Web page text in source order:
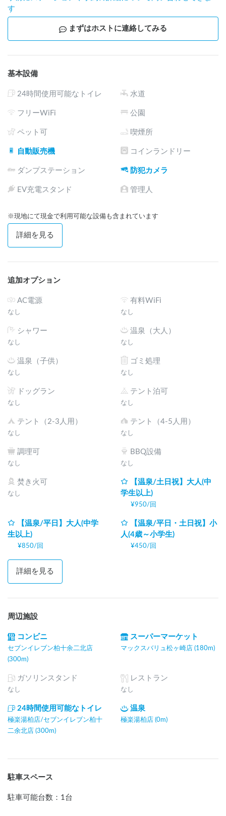
またお食事処では自慢の十割そばや季節のお料理を取り揃え
ております。
是非、当館で癒されてみてはいかがでしょうか。 皆様のご来
店お待ちしております。
す
まずはホストに連絡してみる
基本設備
24時間使用可能なトイレ 水道
フリーWiFi 公園
ペット可 喫煙所
自動販売機 コインランドリー
ダンプステーション 防犯カメラ
EV充電スタンド 管理人
※現地にて現金で利用可能な設備も含まれています
詳細を見る
追加オプション
AC電源
なし
有料WiFi
なし
シャワー
なし
温泉（大人）
なし
温泉（子供）
なし
ゴミ処理
なし
ドッグラン
なし
テント泊可
なし
テント（2-3人用）
なし
テント（4-5人用）
なし
調理可
なし
BBQ設備
なし
焚き火可
なし
【温泉/土日祝】大人(中
学生以上)
¥950/回
【温泉/平日】大人(中学
生以上)
¥850/回
【温泉/平日・土日祝】小
人(4歳～小学生)
¥450/回
詳細を見る
周辺施設
コンビニ
セブンイレブン柏十余二北店
(300m)
スーパーマーケット
マックスバリュ松ヶ崎店 (180m)
ガソリンスタンド
なし
レストラン
なし
24時間使用可能なトイレ
極楽湯柏店/セブンイレブン柏十
二余北店 (300m)
温泉
極楽湯柏店 (0m)
駐車スペース
駐車可能台数 ： 1台